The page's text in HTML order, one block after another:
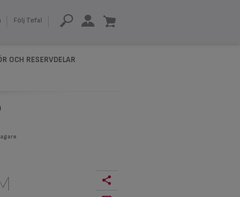
Följ Tefal
OCH RESERVDELAR